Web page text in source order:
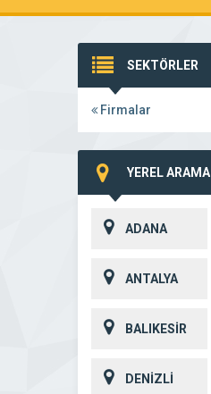
SEKTÖRLER
Firmalar
YEREL ARAMA
ADANA
ANTALYA
BALIKESİR
DENİZLİ